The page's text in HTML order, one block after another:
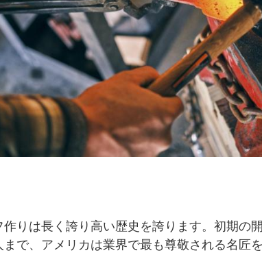
りは長く誇り高い歴史を誇ります。初期の
で、アメリカは業界で最も尊敬される名匠